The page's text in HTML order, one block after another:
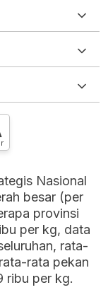
Nasional
besar (per
provinsi
per kg, data
rata-
rata pekan
ribu per kg.